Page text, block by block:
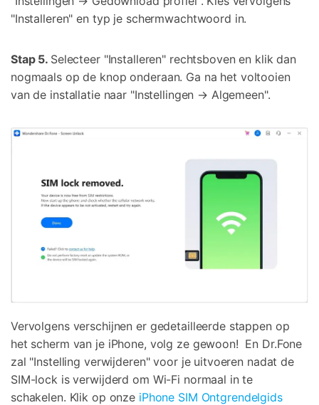
"Installeren" en typ je schermwachtwoord in.
Stap 5. Selecteer "Installeren" rechtsboven en klik dan
nogmaals op de knop onderaan. Ga na het voltooien
van de installatie naar "Instellingen → Algemeen".
Vervolgens verschijnen er gedetailleerde stappen op
het scherm van je iPhone, volg ze gewoon! En Dr.Fone
zal "Instelling verwijderen" voor je uitvoeren nadat de
SIM-lock is verwijderd om Wi-Fi normaal in te
schakelen. Klik op onze iPhone SIM Ontgrendelgids